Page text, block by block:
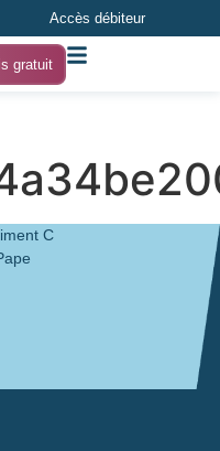
Accès débiteur
gratuit
C